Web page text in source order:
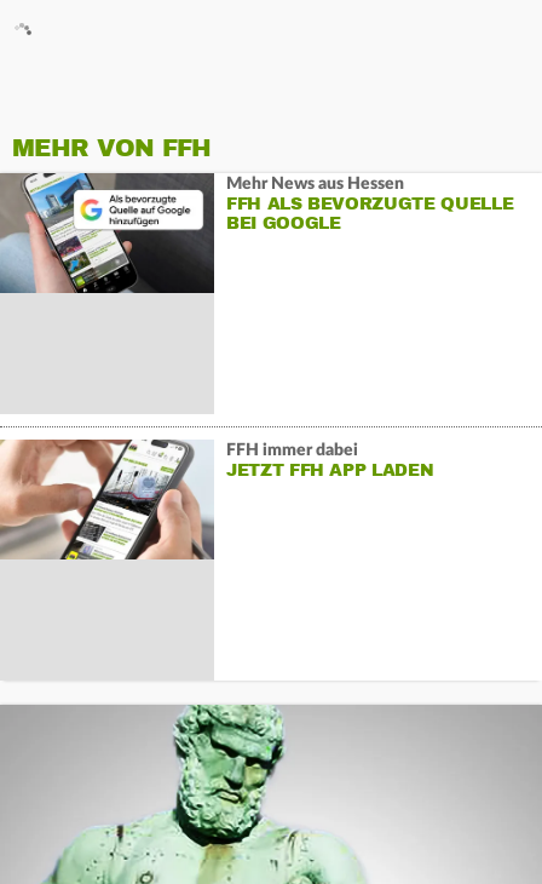
MEHR VON FFH
Mehr News aus Hessen
FFH ALS BEVORZUGTE QUELLE
BEI GOOGLE
FFH immer dabei
JETZT FFH APP LADEN